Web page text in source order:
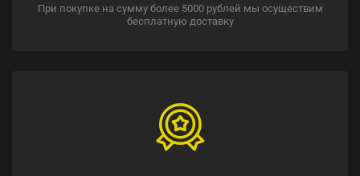
При покупке на сумму более 5000 рублей мы осуществим
бесплатную доставку